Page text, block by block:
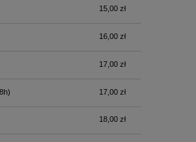
15,00 zł
16,00 zł
17,00 zł
17,00 zł
18,00 zł